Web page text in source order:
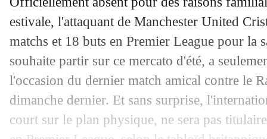
estivale, l'attaquant de Manchester United
matchs et 18 buts en Premier League pour la
souhaite partir sur ce mercato d'été, a
l'occasion du dernier match amical contre le
dimanche dernier. Et sans surprise,
court sur le plan physique, ne sera pas
03/08 Celta: Mariano également ciblé
03/08 PSG : un intérêt pour Bernardo Silva ?
03/08 Man Utd: l'avis de Romano sur le
03/08 Chelsea: Walker‑Peters en plan B ?